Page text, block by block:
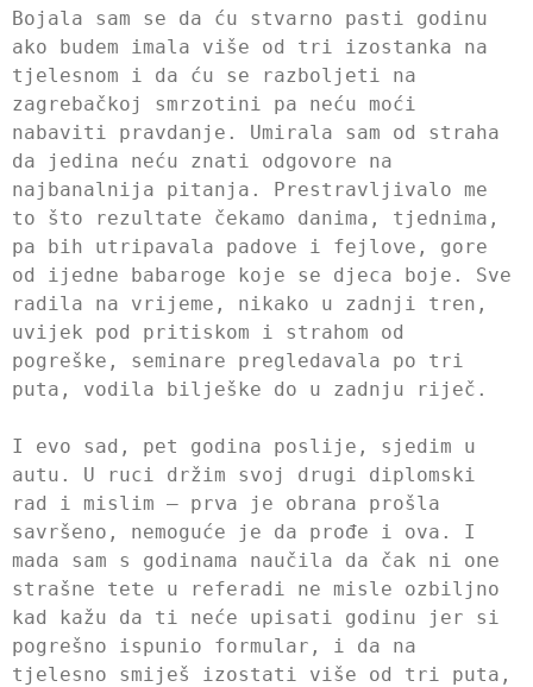
Bojala sam se da ću stvarno pasti godinu
ako budem imala više od tri izostanka na
tjelesnom i da ću se razboljeti na
zagrebačkoj smrzotini pa neću moći
nabaviti pravdanje. Umirala sam od straha
da jedina neću znati odgovore na
najbanalnija pitanja. Prestravljivalo me
to što rezultate čekamo danima, tjednima,
pa bih utripavala padove i fejlove, gore
od ijedne babaroge koje se djeca boje. Sve
radila na vrijeme, nikako u zadnji tren,
uvijek pod pritiskom i strahom od
pogreške, seminare pregledavala po tri
puta, vodila bilješke do u zadnju riječ.
I evo sad, pet godina poslije, sjedim u
autu. U ruci držim svoj drugi diplomski
rad i mislim – prva je obrana prošla
savršeno, nemoguće je da prođe i ova. I
mada sam s godinama naučila da čak ni one
strašne tete u referadi ne misle ozbiljno
kad kažu da ti neće upisati godinu jer si
pogrešno ispunio formular, i da na
tjelesno smiješ izostati više od tri puta,